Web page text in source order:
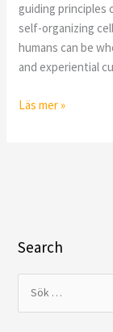
guiding principles
self-organizing
humans can be
and experiential
Läs mer »
Search